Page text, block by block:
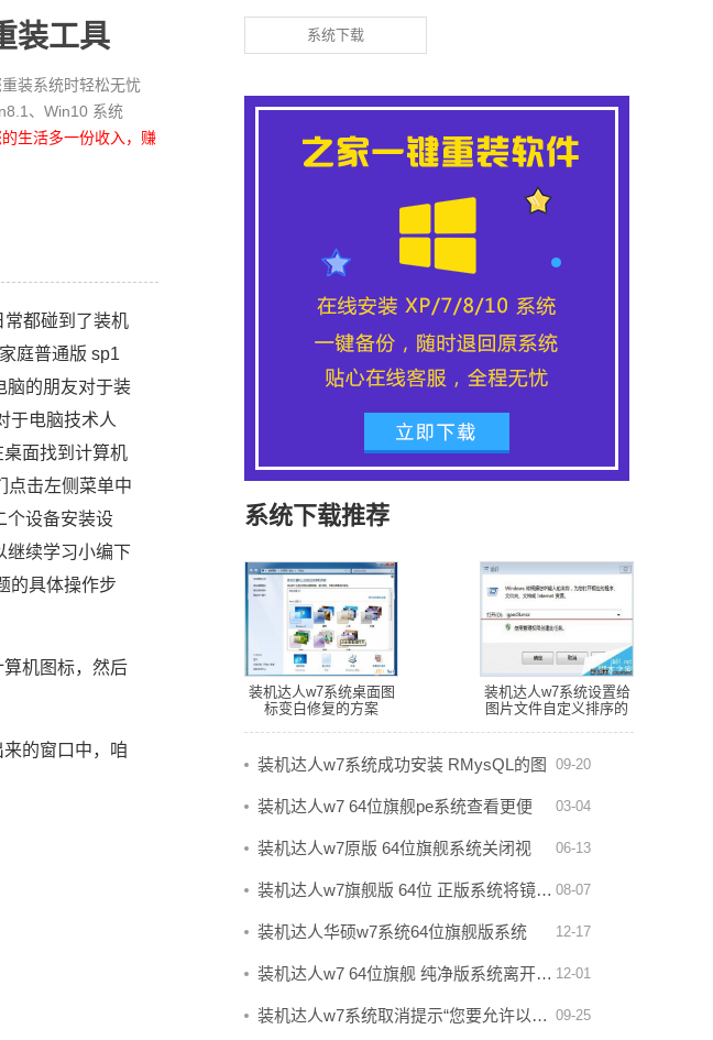
装工具
装系统时轻松无忧
、Win10 系统
生活多一份收入，赚
都碰到了装机
庭普通版 sp1
脑的朋友对于装
于电脑技术人
面找到计算机
点击左侧菜单中
个设备安装设
继续学习小编下
的具体操作步
机图标，然后
的窗口中，咱
系统下载
系统下载推荐
装机达人w7系统桌面图
标变白修复的方案
装机达人w7系统设置给
图片文件自定义排序的
09-20
装机达人w7系统成功安装 RMysQL的图
文… 03-04
装机达人w7 64位旗舰pe系统查看更便
利… 06-13
装机达人w7原版 64位旗舰系统关闭视
觉… 08-07
装机达人w7旗舰版 64位 正版系统将镜…
12-17
装机达人华硕w7系统64位旗舰版系统
显… 12-01
装机达人w7 64位旗舰 纯净版系统离开…
09-25
装机达人w7系统取消提示“您要允许以…